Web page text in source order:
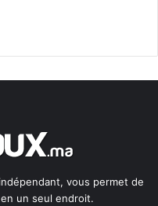
vous permet de
un seul endroit.